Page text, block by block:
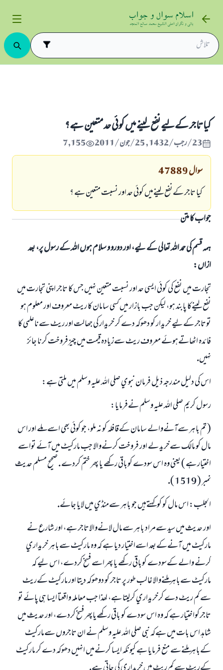
كيا تاجر كےليے نفع لينےميں كوئي حد متعين ہے؟
23/رجب/1432 , 25/جون/2011 7,155
سوال47889
كيا تاجر كےنفع لينےميں كوئي حد اور نسبت متعين ہے ؟
جواب کا متن
ہمہ قسم کی حمد اللہ تعالی کے لیے، اور دورو و سلام ہوں اللہ کے رسول پر، بعد
ازاں:
تجارت ميں نفع كي كوئي ايسي حد اور نسبت متعين نہيں جس كا تاجر اپني تجارت ميں
نفع لينےكا پابند ہو، ليكن جب بازار ميں كسي سامان كا ريٹ معروف اور معلوم ہو
توتاجر كےليے خريدار كو دھوكہ دے كر خريدار كي جھالت اور ريٹ سےناعلمي كا
فائدہ اٹھاتےہوئے معروف ريٹ سےزيادہ قيمت ميں چيزفروخت كرنا جائز
نہيں.
اس كي دليل مندرجہ ذيل فرمان نبوي صلي اللہ عليہ وسلم ميں ملتي ہے:
رسول كريم صلي اللہ عليہ وسلم نےفرمايا:
( تم باہر سےآنےوالے سامان كےقافلہ كو نہ ملو، جو كوئي بھي اسےملے اور اس
مال كو مالك سےخريد لے اور فروخت كرنےوالا جب ماركيٹ ميں آئے تواسے
اختيار ہے ) يعني وہ اس سودے كوباقي ركھے يا پھر ختم كردے . صحيح مسلم حديث
نمبر ( 1519 ).
الجلب: اس مال كو كوكہتےہيں جو باہر سےمنڈي ميں لايا جائے.
اور حديث ميں سيد سےمراد باہر سےمال لانےوالاتاجر ہے، اور شارع نے
ماركيٹ ميں آنےكےبعد اسےاختيار ديا ہے كہ وہ ماركيٹ سےباہر خريداري
كرنے والے كےسودے كوباقي ركھے يا پھر اسے فسخ كردے، اس ليے كہ
ماركيٹ سےباہر ملنےوالا غالب طور پر تاجر كو دوھوكہ ديتا اور ماركيٹ كےريٹ
سے كم ريٹ دے كرخريداري كرليتا ہے، لھذا جب معاملہ واقعتا ايسا ہي پائے تو
تاجركواختيار ہے كہ وہ اس سودے كو باقي ركھےياپھر فسخ كردے، اور حديث ميں
شاہد اس بات ميں ہےكہ نبي صلي اللہ عليہ وسلم نے ان تاجروں سےماركيٹ
كےباہر ملنےسے منع فرمايا ہے كيونكہ ايسا كرنےميں انہيں دھوكہ دے كر ماركيٹ